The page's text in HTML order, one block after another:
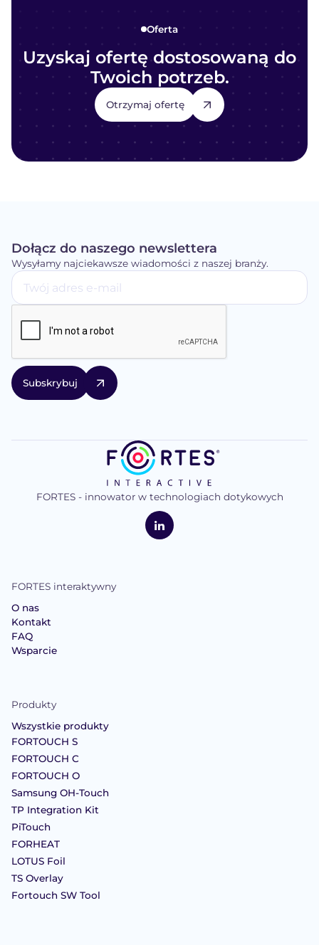
Oferta
Uzyskaj ofertę dostosowaną do
Twoich potrzeb.
Otrzymaj ofertę
Dołącz do naszego newslettera
Wysyłamy najciekawsze wiadomości z naszej branży.
logo
Interaktywne
FORTES - innowator w technologiach dotykowych
LinkedIn
FORTES interaktywny
O nas
Kontakt
FAQ
Wsparcie
Produkty
Wszystkie produkty
FORTOUCH S
FORTOUCH C
FORTOUCH O
Samsung OH-Touch
TP Integration Kit
PiTouch
FORHEAT
LOTUS Foil
TS Overlay
Fortouch SW Tool